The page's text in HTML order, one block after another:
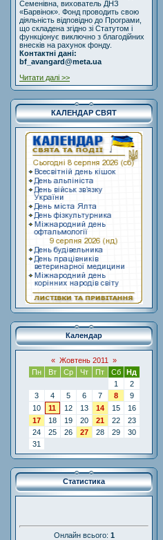
Семенівна, вихователь ДНЗ
«Барвінок». Фонд проводить свою
діяльність відповідно до Програми,
що складена згідно зі Статутом і
функціонує виключно з благодійних
внесків на рахунок фонду.
Контактні дані:
bf_avangard@meta.ua
Читати далі >>
КАЛЕНДАР СВЯТ
Календар
« Жовтень 2011
»
Пн
Вт Ср Чт Пт Сб
Нд
1
2
3
4 5 6 7 8
9
10
11 12 13 14 15
16
17
18 19 20 21 22
23
24
25 26 27 28 29
30
31
Статистика
Онлайн всього: 1